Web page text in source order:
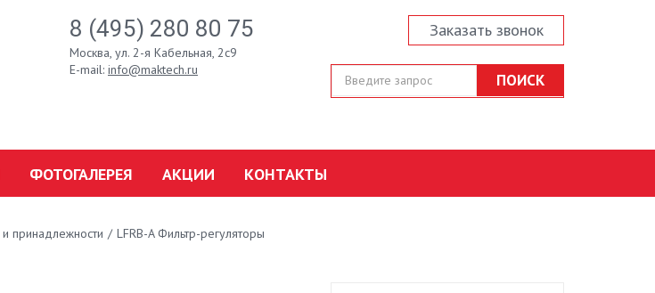
8 (495) 280 80 75
Москва, ул. 2-я Кабельная, 2с9
E-mail: info@maktech.ru
Заказать звонок
ФОТОГАЛЕРЕЯ АКЦИИ КОНТАКТЫ
принадлежности / LFRB-A Фильтр-регуляторы